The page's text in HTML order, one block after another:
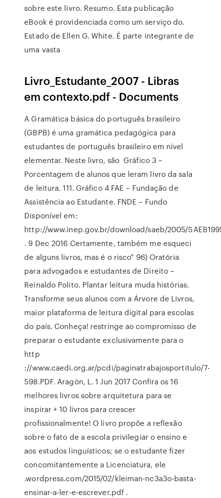
sobre este livro. Resumo. Esta publicação
eBook é providenciada como um serviço do.
Estado de Ellen G. White. É parte integrante de
uma vasta
Livro_Estudante_2007 - Libras
em contexto.pdf - Documents
A Gramática básica do português brasileiro
(GBPB) é uma gramática pedagógica para
estudantes de português brasileiro em nível
elementar. Neste livro, são Gráfico 3 –
Porcentagem de alunos que leram livro da sala
de leitura. 111. Gráfico 4 FAE – Fundação de
Assistência ao Estudante. FNDE – Fundo
Disponível em:
http://www.inep.gov.br/download/saeb/2005/
. 9 Dec 2016 Certamente, também me esqueci
de alguns livros, mas é o risco" 96) Oratória
para advogados e estudantes de Direito –
Reinaldo Polito. Plantar leitura muda histórias.
Transforme seus alunos com a Árvore de Livros,
maior plataforma de leitura digital para escolas
do país. Conheça! restringe ao compromisso de
preparar o estudante exclusivamente para o
http
://www.caedi.org.ar/pcdi/paginatrabajosportitulo/7-
598.PDF. Aragón, L. 1 Jun 2017 Confira os 16
melhores livros sobre arquitetura para se
inspirar + 10 livros para crescer
profissionalmente! O livro propõe a reflexão
sobre o fato de a escola privilegiar o ensino e
aos estudos linguísticos; se o estudante fizer
concomitantemente a Licenciatura, ele
.wordpress.com/2015/02/kleiman-nc3a3o-basta-
ensinar-a-ler-e-escrever.pdf .